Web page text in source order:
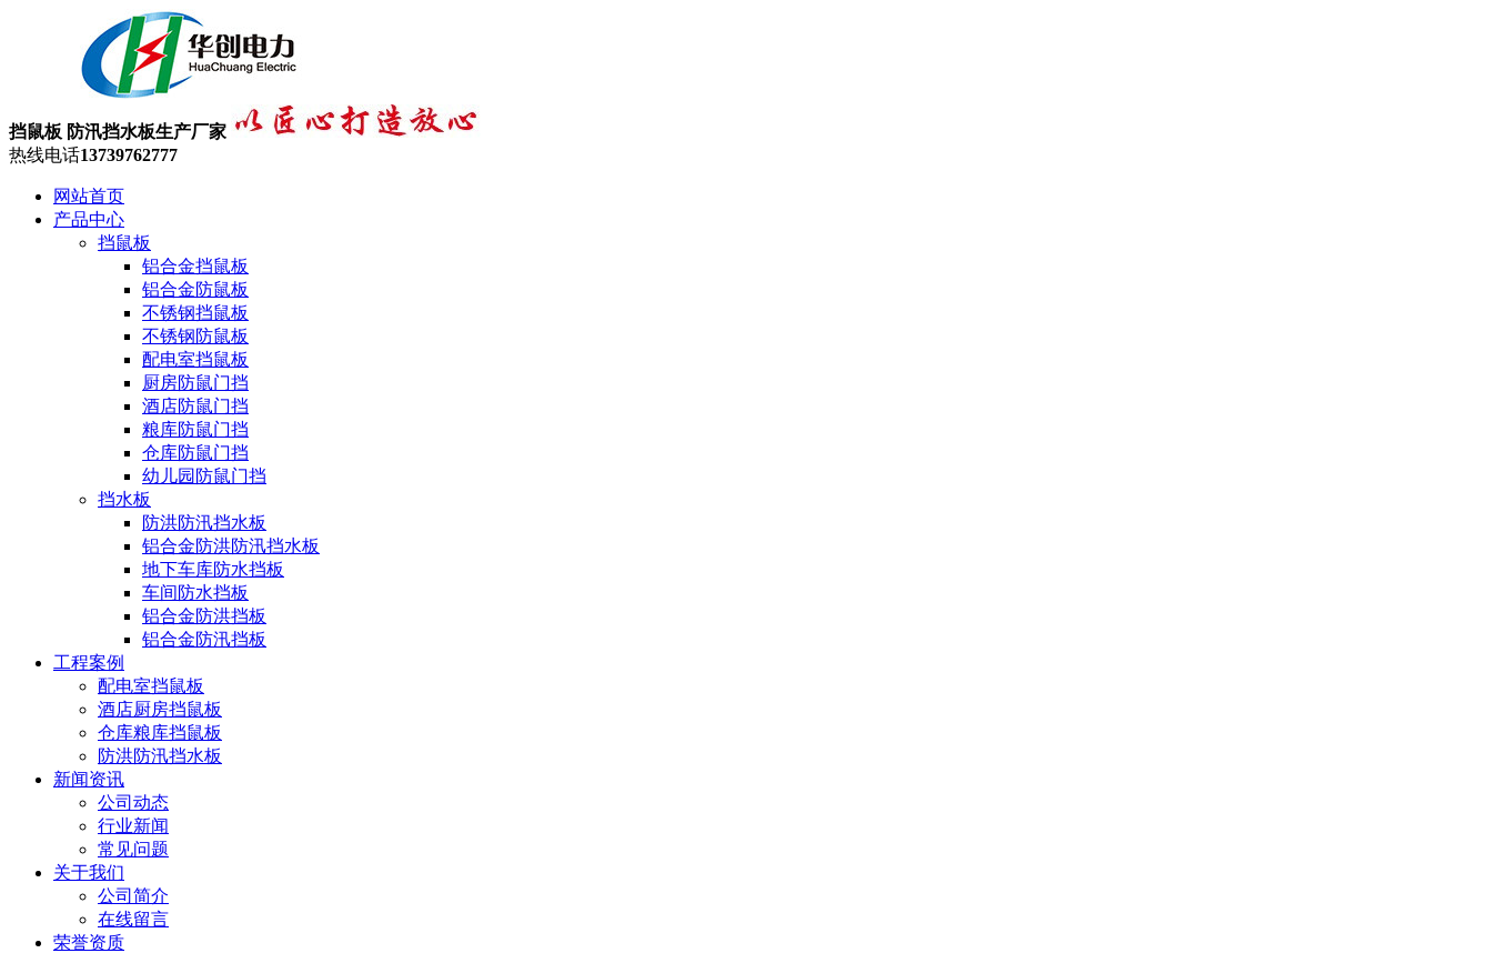
挡鼠板 防汛挡水板生产厂家
热线电话13739762777
网站首页
产品中心
挡鼠板
铝合金挡鼠板
铝合金防鼠板
不锈钢挡鼠板
不锈钢防鼠板
配电室挡鼠板
厨房防鼠门挡
酒店防鼠门挡
粮库防鼠门挡
仓库防鼠门挡
幼儿园防鼠门挡
挡水板
防洪防汛挡水板
铝合金防洪防汛挡水板
地下车库防水挡板
车间防水挡板
铝合金防洪挡板
铝合金防汛挡板
工程案例
配电室挡鼠板
酒店厨房挡鼠板
仓库粮库挡鼠板
防洪防汛挡水板
新闻资讯
公司动态
行业新闻
常见问题
关于我们
公司简介
在线留言
荣誉资质